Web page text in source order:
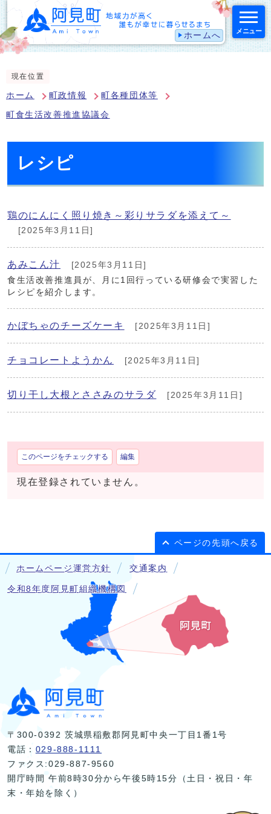
ホームへ メニュー
現在位置
ホーム 町政情報 町各種団体等
町食生活改善推進協議会
レシピ
鶏のにんにく照り焼き～彩りサラダを添えて～
[2025年3月11日]
あみこん汁
[2025年3月11日]
食生活改善推進員が、月に1回行っている研修会で実習した
レシピを紹介します。
かぼちゃのチーズケーキ [2025年3月11日]
チョコレートようかん [2025年3月11日]
切り干し大根とささみのサラダ [2025年3月11日]
このページをチェックする 編集
現在登録されていません。
ページの先頭へ戻る
ホームページ運営方針 交通案内
令和8年度阿見町組織機構図
〒300-0392 茨城県稲敷郡阿見町中央一丁目1番1号
電話： 029-888-1111
ファクス:029-887-9560
開庁時間 午前8時30分から午後5時15分（土日・祝日・年
末・年始を除く）